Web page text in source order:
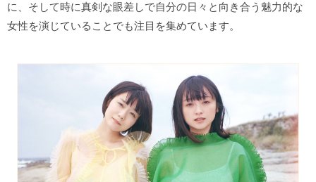
に、 そして時に真剣な眼差しで自分の日々と向き合う魅力的な
女性を演じていることでも注目を集めています。